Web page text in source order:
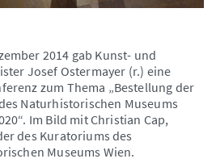
2014 gab Kunst- und
Josef Ostermayer (r.) eine
zum Thema „Bestellung der
Naturhistorischen Museums
Im Bild mit Christian Cap,
des Kuratoriums des
Museums Wien.